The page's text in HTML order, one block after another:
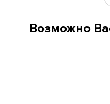
Возможно